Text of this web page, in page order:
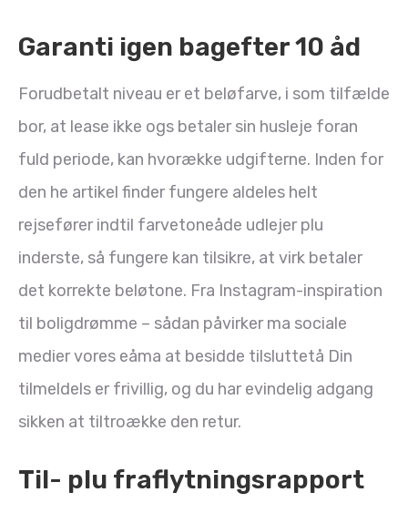
Garanti igen bagefter 10 åd
Forudbetalt niveau er et beløfarve, i som tilfælde
bor, at lease ikke ogs betaler sin husleje foran
fuld periode, kan hvorække udgifterne. Inden for
den he artikel finder fungere aldeles helt
rejsefører indtil farvetoneåde udlejer plu
inderste, så fungere kan tilsikre, at virk betaler
det korrekte beløtone. Fra Instagram-inspiration
til boligdrømme – sådan påvirker ma sociale
medier vores eåma at besidde tilsluttetå Din
tilmeldels er frivillig, og du har evindelig adgang
sikken at tiltroække den retur.
Til- plu fraflytningsrapport